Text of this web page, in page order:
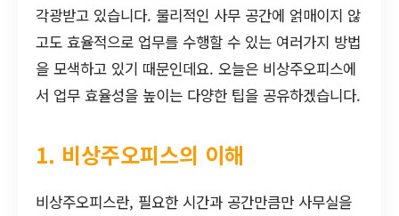
각광받고 있습니다. 물리적인 사무 공간에 얽매이지 않
고도 효율적으로 업무를 수행할 수 있는 여러가지 방법
을 모색하고 있기 때문인데요. 오늘은 비상주오피스에
서 업무 효율성을 높이는 다양한 팁을 공유하겠습니다.
1. 비상주오피스의 이해
비상주오피스란, 필요한 시간과 공간만큼만 사무실을